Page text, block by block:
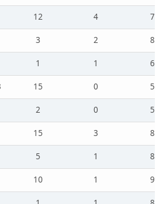
12 4
7
3 2
8
1 1
6
15 0
5
2 0
5
15 3
8
5 1
8
10 1
9